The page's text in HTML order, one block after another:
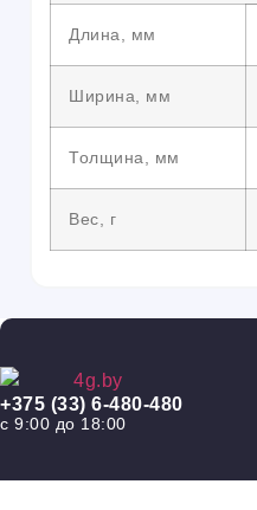
Длина, мм
Ширина, мм
Толщина, мм
Вес, г
+375 (33) 6-480-480
с 9:00 до 18:00